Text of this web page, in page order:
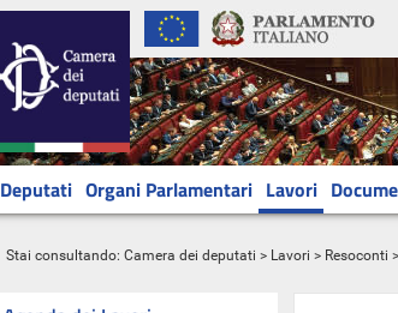
Deputati Organi Parlamentari Lavori
Stai consultando: Camera dei deputati > Lavori > Resoconti >